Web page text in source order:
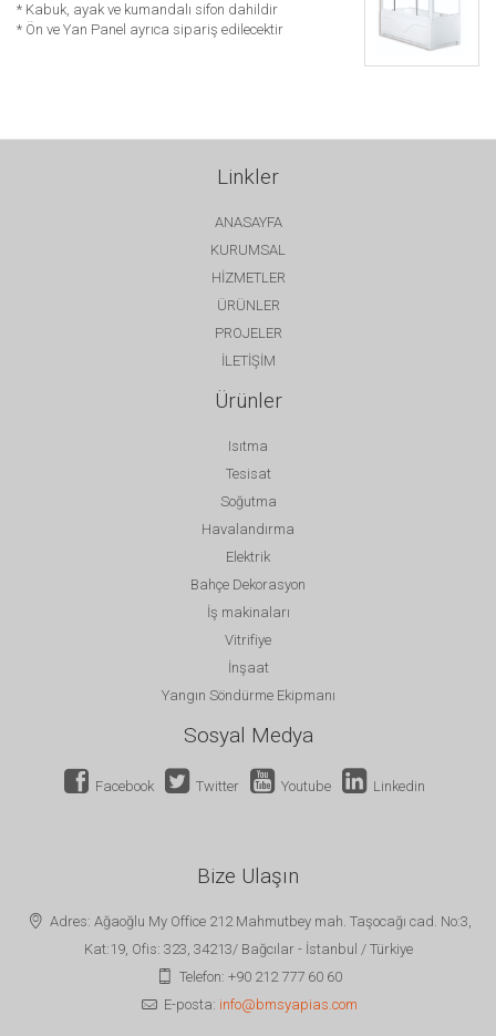
* Kabuk, ayak ve kumandalı sifon dahildir
* Ön ve Yan Panel ayrıca sipariş edilecektir
Linkler
ANASAYFA
KURUMSAL
HİZMETLER
ÜRÜNLER
PROJELER
İLETİŞİM
Ürünler
Isıtma
Tesisat
Soğutma
Havalandırma
Elektrik
Bahçe Dekorasyon
İş makinaları
Vitrifiye
İnşaat
Yangın Söndürme Ekipmanı
Sosyal Medya
Facebook Twitter Youtube Linkedin
Bize Ulaşın
Adres: Ağaoğlu My Office 212 Mahmutbey mah. Taşocağı cad. No:3,
Kat:19, Ofis: 323, 34213/ Bağcılar - İstanbul / Türkiye
Telefon: +90 212 777 60 60
E-posta: info@bmsyapias.com